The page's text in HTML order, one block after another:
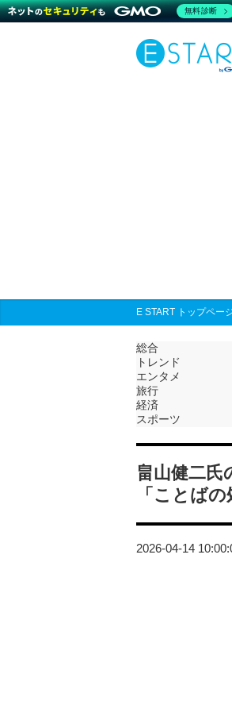
E START トップペー
総合
トレンド
エンタメ
旅行
経済
スポーツ
畠山健二氏
「ことば
2026-04-14
無料診断